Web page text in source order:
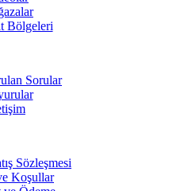
Bölgeleri
Sorular
Sözleşmesi
Koşullar